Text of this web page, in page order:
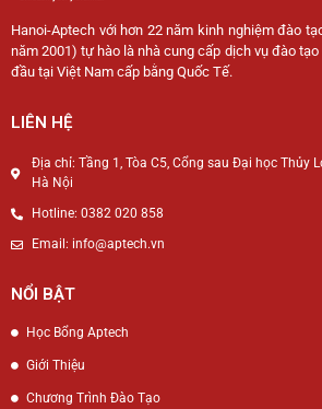
Hanoi-Aptech với hơn 22 năm kinh nghiệm đào
năm 2001) tự hào là nhà cung cấp dịch vụ đào
đầu tại Việt Nam cấp bằng Quốc Tế.
LIÊN HỆ
Địa chỉ: Tầng 1, Tòa C5, Cổng sau Đại học Thủy
Hà Nội
Hotline: 0382 020 858
Email: info@aptech.vn
NỔI BẬT
Học Bổng Aptech
Giới Thiệu
Chương Trình Đào Tạo